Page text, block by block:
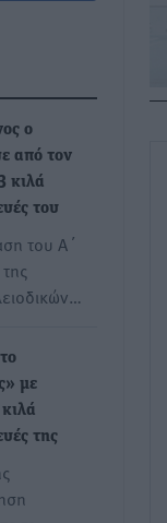
ο
από τον
κιλά
του
του Α΄
με
της